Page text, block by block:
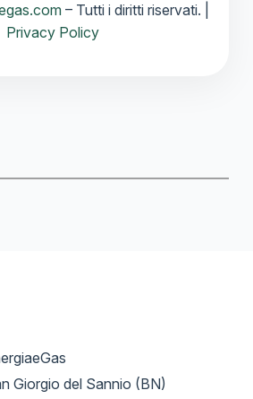
– Tutti i diritti riservati. |
Privacy Policy
Giorgio del Sannio (BN)